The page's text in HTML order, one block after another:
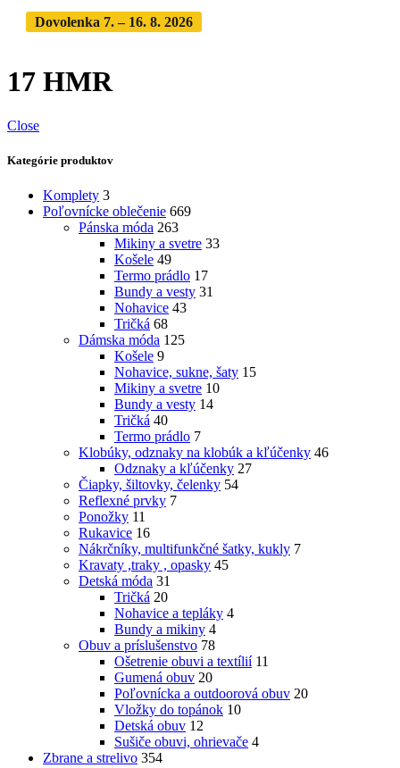
Dovolenka 7. – 16. 8. 2026
17 HMR
Close
Kategórie produktov
Komplety 3
Poľovnícke oblečenie 669
Pánska móda 263
Mikiny a svetre 33
Košele 49
Termo prádlo 17
Bundy a vesty 31
Nohavice 43
Tričká 68
Dámska móda 125
Košele 9
Nohavice, sukne, šaty 15
Mikiny a svetre 10
Bundy a vesty 14
Tričká 40
Termo prádlo 7
Klobúky, odznaky na klobúk a kľúčenky 46
Odznaky a kľúčenky 27
Čiapky, šiltovky, čelenky 54
Reflexné prvky 7
Ponožky 11
Rukavice 16
Nákrčníky, multifunkčné šatky, kukly 7
Kravaty ,traky , opasky 45
Detská móda 31
Tričká 20
Nohavice a tepláky 4
Bundy a mikiny 4
Obuv a príslušenstvo 78
Ošetrenie obuvi a textílií 11
Gumená obuv 20
Poľovnícka a outdoorová obuv 20
Vložky do topánok 10
Detská obuv 12
Sušiče obuvi, ohrievače 4
Zbrane a strelivo 354